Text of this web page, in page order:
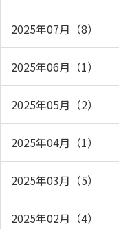
2025年07月（8）
2025年06月（1）
2025年05月（2）
2025年04月（1）
2025年03月（5）
2025年02月（4）